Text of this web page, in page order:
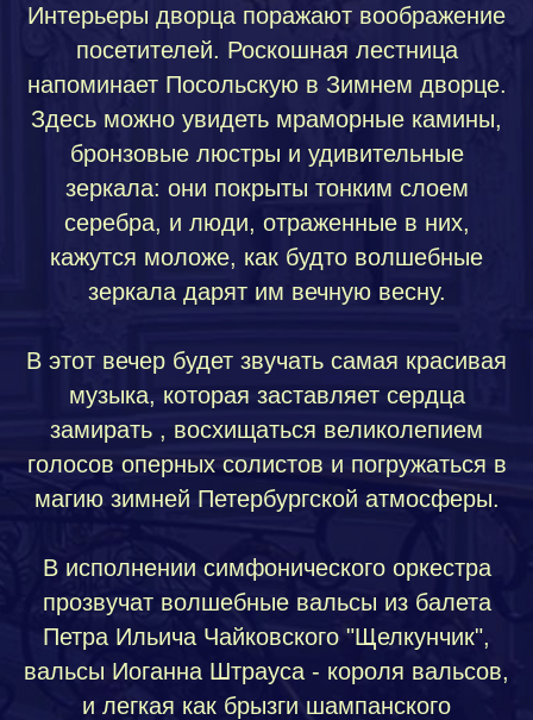
Интерьеры дворца поражают воображение
посетителей. Роскошная лестница
напоминает Посольскую в Зимнем дворце.
Здесь можно увидеть мраморные камины,
бронзовые люстры и удивительные
зеркала: они покрыты тонким слоем
серебра, и люди, отраженные в них,
кажутся моложе, как будто волшебные
зеркала дарят им вечную весну.
В этот вечер будет звучать самая красивая
музыка, которая заставляет сердца
замирать , восхищаться великолепием
голосов оперных солистов и погружаться в
магию зимней Петербургской атмосферы.
В исполнении симфонического оркестра
прозвучат волшебные вальсы из балета
Петра Ильича Чайковского "Щелкунчик",
вальсы Иоганна Штрауса - короля вальсов,
и легкая как брызги шампанского